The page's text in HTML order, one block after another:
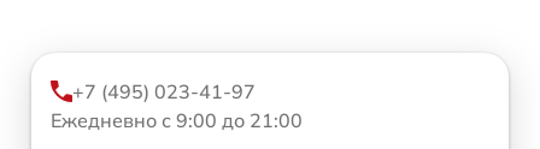
+7 (495) 023-41-97
Ежедневно с 9:00 до 21:00